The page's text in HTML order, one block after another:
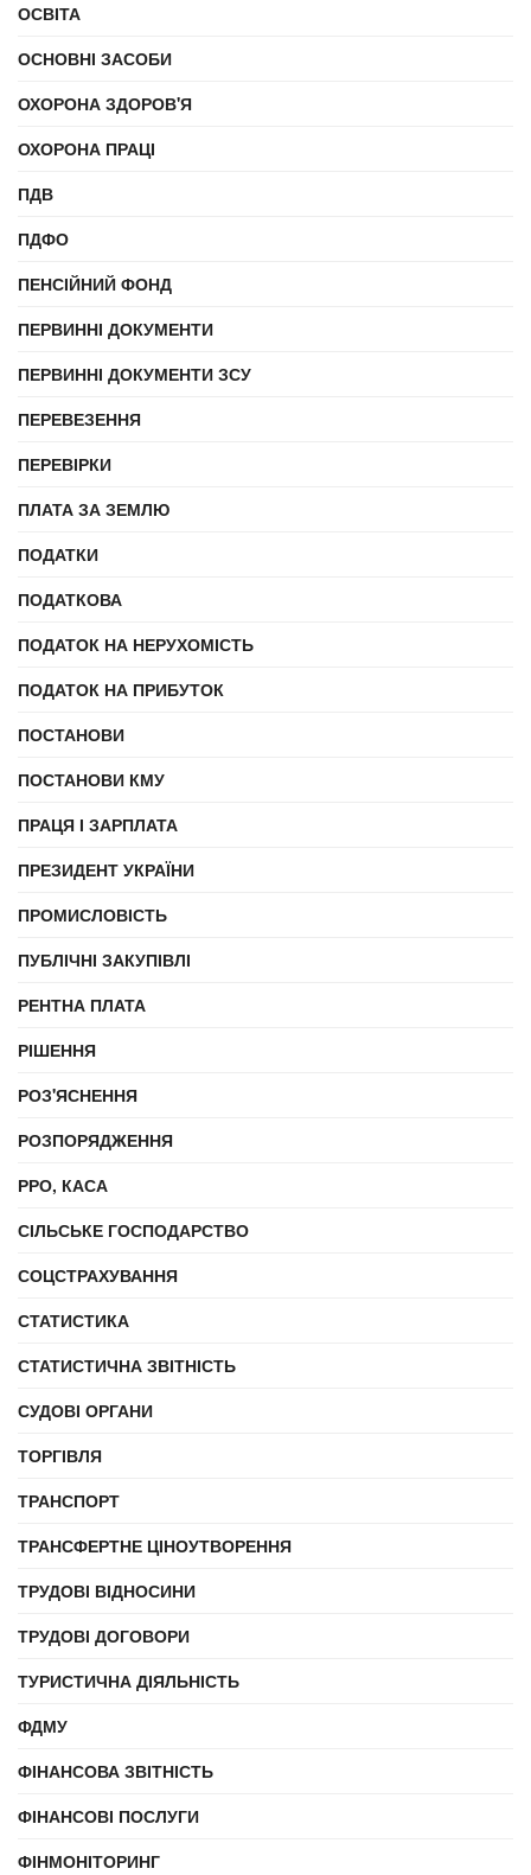
ОСВІТА
ОСНОВНІ ЗАСОБИ
ОХОРОНА ЗДОРОВ'Я
ОХОРОНА ПРАЦІ
ПДВ
ПДФО
ПЕНСІЙНИЙ ФОНД
ПЕРВИННІ ДОКУМЕНТИ
ПЕРВИННІ ДОКУМЕНТИ ЗСУ
ПЕРЕВЕЗЕННЯ
ПЕРЕВІРКИ
ПЛАТА ЗА ЗЕМЛЮ
ПОДАТКИ
ПОДАТКОВА
ПОДАТОК НА НЕРУХОМІСТЬ
ПОДАТОК НА ПРИБУТОК
ПОСТАНОВИ
ПОСТАНОВИ КМУ
ПРАЦЯ І ЗАРПЛАТА
ПРЕЗИДЕНТ УКРАЇНИ
ПРОМИСЛОВІСТЬ
ПУБЛІЧНІ ЗАКУПІВЛІ
РЕНТНА ПЛАТА
РІШЕННЯ
РОЗ'ЯСНЕННЯ
РОЗПОРЯДЖЕННЯ
РРО, КАСА
СІЛЬСЬКЕ ГОСПОДАРСТВО
СОЦСТРАХУВАННЯ
СТАТИСТИКА
СТАТИСТИЧНА ЗВІТНІСТЬ
СУДОВІ ОРГАНИ
ТОРГІВЛЯ
ТРАНСПОРТ
ТРАНСФЕРТНЕ ЦІНОУТВОРЕННЯ
ТРУДОВІ ВІДНОСИНИ
ТРУДОВІ ДОГОВОРИ
ТУРИСТИЧНА ДІЯЛЬНІСТЬ
ФДМУ
ФІНАНСОВА ЗВІТНІСТЬ
ФІНАНСОВІ ПОСЛУГИ
ФІНМОНІТОРИНГ